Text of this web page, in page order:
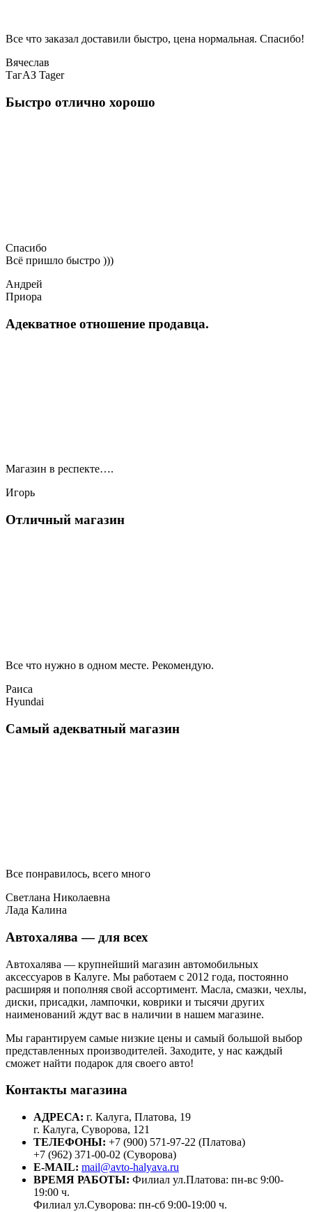
Все что заказал доставили быстро, цена нормальная. Спасибо!
Вячеслав
ТагАЗ Tager
Быстро отлично хорошо
Спасибо
Всё пришло быстро )))
Андрей
Приора
Адекватное отношение продавца.
Магазин в респекте….
Игорь
Отличный магазин
Все что нужно в одном месте. Рекомендую.
Раиса
Hyundai
Самый адекватный магазин
Все понравилось, всего много
Светлана Николаевна
Лада Калина
Автохалява — для всех
Автохалява — крупнейший магазин автомобильных
аксессуаров в Калуге. Мы работаем с 2012 года, постоянно
расширяя и пополняя свой ассортимент. Масла, смазки, чехлы,
диски, присадки, лампочки, коврики и тысячи других
наименований ждут вас в наличии в нашем магазине.
Мы гарантируем самые низкие цены и самый большой выбор
представленных производителей. Заходите, у нас каждый
сможет найти подарок для своего авто!
Контакты магазина
АДРЕСА: г. Калуга, Платова, 19
г. Калуга, Суворова, 121
ТЕЛЕФОНЫ: +7 (900) 571-97-22 (Платова)
+7 (962) 371-00-02 (Суворова)
E-MAIL: mail@avto-halyava.ru
ВРЕМЯ РАБОТЫ: Филиал ул.Платова: пн-вс 9:00-
19:00 ч.
Филиал ул.Суворова: пн-сб 9:00-19:00 ч.